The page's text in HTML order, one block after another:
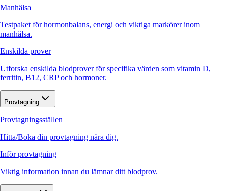
Manhälsa
Testpaket för hormonbalans, energi och viktiga markörer inom
manhälsa.
Enskilda prover
Utforska enskilda blodprover för specifika värden som vitamin D,
ferritin, B12, CRP och hormoner.
Provtagning
Provtagningsställen
Hitta/Boka din provtagning nära dig.
Inför provtagning
Viktig information innan du lämnar ditt blodprov.